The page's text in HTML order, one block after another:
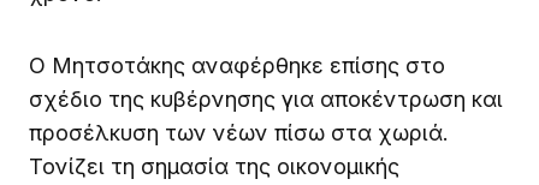
Ο Μητσοτάκης αναφέρθηκε επίσης στο
σχέδιο της κυβέρνησης για αποκέντρωση και
προσέλκυση των νέων πίσω στα χωριά.
Τονίζει τη σημασία της οικονομικής